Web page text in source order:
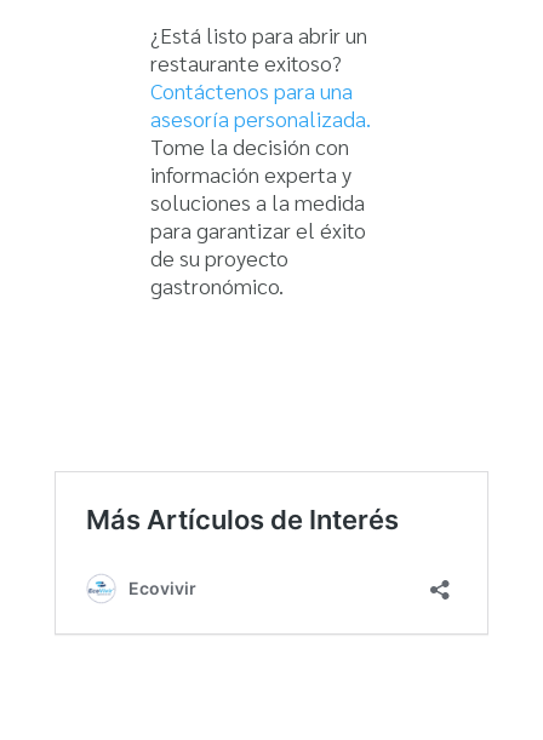
¿Está listo para abrir un
restaurante exitoso?
Contáctenos para una
asesoría personalizada.
Tome la decisión con
información experta y
soluciones a la medida
para garantizar el éxito
de su proyecto
gastronómico.